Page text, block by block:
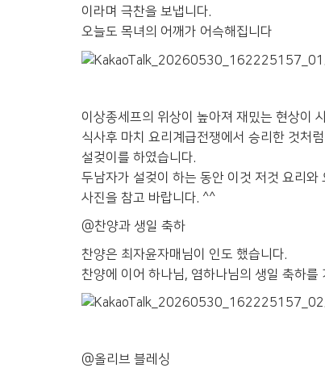
이라며 극찬을 보냅니다.
오늘도 목녀의 어깨가 어슥해집니다
이상종세프의 위상이 높아져 재밌는 현상이
식사후 마치 요리계급전쟁에서 승리한 것처
설겆이를 하였습니다.
두남자가 설겆이 하는 동안 이것 저것 요리
사진을 참고 바랍니다. ^^
@찬양과 생일 축하
찬양은 최자윤자매님이 인도 했습니다.
찬양에 이어 하나님, 염하나님의 생일 축하
@올리브 블레싱